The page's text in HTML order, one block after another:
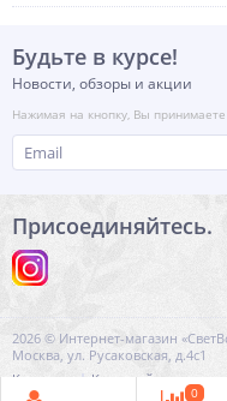
Будьте в курсе!
Новости, обзоры и акции
Нажимая на кнопку, Вы принимаете
Присоединяйтесь.
2026 © Интернет-магазин
Москва, ул. Русаковская, д.4с1
Контакты
Карта сайта
0